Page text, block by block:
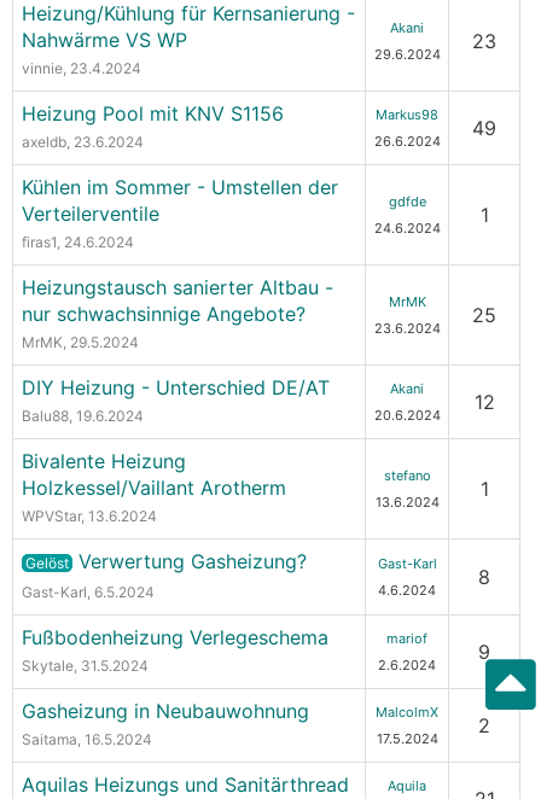
Heizung/Kühlung für Kernsanierung -
Nahwärme VS WP
vinnie, 23.4.2024
Akani
29.6.2024
23
Heizung Pool mit KNV S1156
axeldb, 23.6.2024
Markus98
26.6.2024
49
Kühlen im Sommer - Umstellen der
Verteilerventile
firas1, 24.6.2024
gdfde
24.6.2024
1
Heizungstausch sanierter Altbau -
nur schwachsinnige Angebote?
MrMK, 29.5.2024
MrMK
23.6.2024
25
DIY Heizung - Unterschied DE/AT
Balu88, 19.6.2024
Akani
20.6.2024
12
Bivalente Heizung
Holzkessel/Vaillant Arotherm
WPVStar, 13.6.2024
stefano
13.6.2024
1
Gelöst Verwertung Gasheizung?
Gast-Karl, 6.5.2024
Gast-Karl
4.6.2024
8
Fußbodenheizung Verlegeschema
Skytale, 31.5.2024
mariof
2.6.2024
9
Gasheizung in Neubauwohnung
Saitama, 16.5.2024
MalcolmX
17.5.2024
2
Aquilas Heizungs und Sanitärthread Aquila